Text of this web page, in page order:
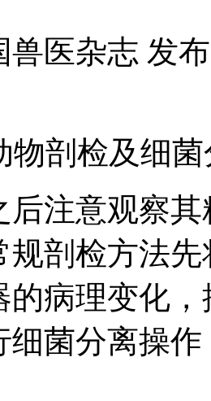
兽医杂志 发
物剖检及细
后注意观察
规剖检方法
的病理变化
细菌分离操